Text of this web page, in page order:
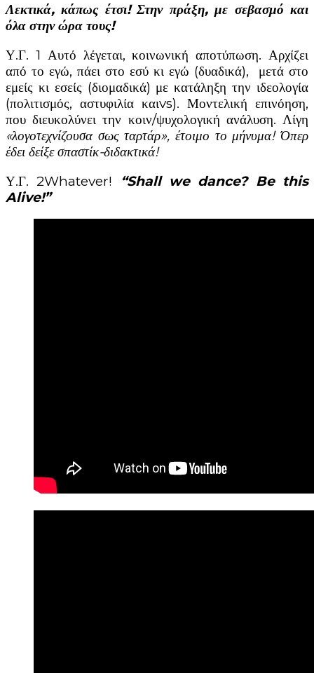
Λεκτικά, κάπως έτσι! Στην πράξη, με σεβασμό και
όλα στην ώρα τους!
Υ.Γ. 1 Αυτό λέγεται, κοινωνική αποτύπωση. Αρχίζει
από το εγώ, πάει στο εσύ κι εγώ (δυαδικά), μετά στο
εμείς κι εσείς (διομαδικά) με κατάληξη την ιδεολογία
(πολιτισμός, αστυφιλία καιvs). Μοντελική επινόηση,
που διευκολύνει την κοιν/ψυχολογική ανάλυση. Λίγη
«λογοτεχνίζουσα σως ταρτάρ», έτοιμο το μήνυμα! Όπερ
έδει δείξε σπαστίκ-διδακτικά!
Υ.Γ. 2Whatever!
“Shall we dance? Be this
Alive!”